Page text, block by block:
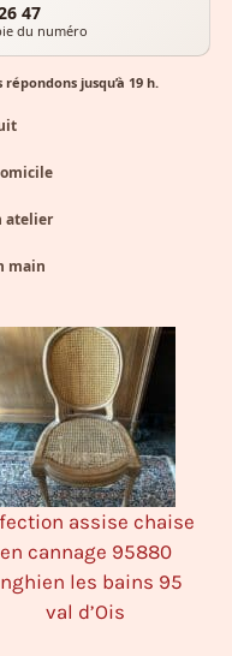
47
du numéro
jusqu’à 19 h.
atelier
main
assise chaise
en cannage 95880
les bains 95
val d’Ois